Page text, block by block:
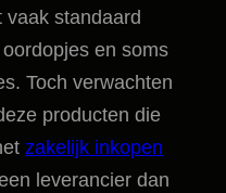
vaak standaard
en soms
Toch verwachten
producten die
zakelijk inkopen
leverancier dan